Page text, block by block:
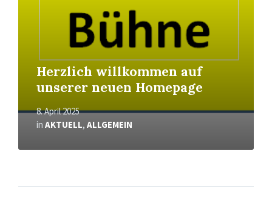
Herzlich willkommen auf
unserer neuen Homepage
8. April 2025
in AKTUELL, ALLGEMEIN